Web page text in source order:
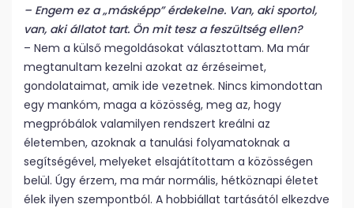
– Engem ez a „másképp” érdekelne. Van, aki sportol,
van, aki állatot tart. Ön mit tesz a feszültség ellen?
– Nem a külső megoldásokat választottam. Ma már
megtanultam kezelni azokat az érzéseimet,
gondolataimat, amik ide vezetnek. Nincs kimondottan
egy mankóm, maga a közösség, meg az, hogy
megpróbálok valamilyen rendszert kreálni az
életemben, azoknak a tanulási folyamatoknak a
segítségével, melyeket elsajátítottam a közösségen
belül. Úgy érzem, ma már normális, hétköznapi életet
élek ilyen szempontból. A hobbiállat tartásától elkezdve